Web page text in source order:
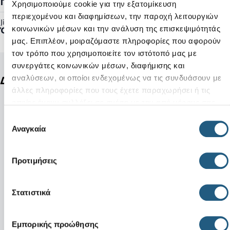
Χρησιμοποιούμε cookie για την εξατομίκευση
περιεχομένου και διαφημίσεων, την παροχή λειτουργιών
κοινωνικών μέσων και την ανάλυση της επισκεψιμότητάς
μας. Επιπλέον, μοιραζόμαστε πληροφορίες που αφορούν
τον τρόπο που χρησιμοποιείτε τον ιστότοπό μας με
συνεργάτες κοινωνικών μέσων, διαφήμισης και
αναλύσεων, οι οποίοι ενδεχομένως να τις συνδυάσουν με
άλλες πληροφορίες που τους έχετε παραχωρήσει ή τις
συγκατάθεσης
Αναγκαία
Προτιμήσεις
Στατιστικά
Εμπορικής προώθησης
Jibbitz™ Ready:
Όχι
Δείτε ακόμη